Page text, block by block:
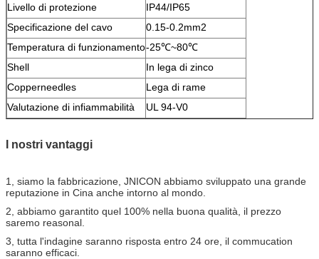
Livello di protezione
IP44/IP65
Specificazione del cavo
0.15-0.2mm2
Temperatura di funzionamento-25℃~80℃
Shell
In lega di zinco
Copperneedles
Lega di rame
Valutazione di infiammabilità
UL 94-V0
I nostri vantaggi
1, siamo la fabbricazione, JNICON abbiamo sviluppato una grande
reputazione in Cina anche intorno al mondo.
2, abbiamo garantito quel 100% nella buona qualità, il prezzo
saremo reasonal.
3, tutta l'indagine saranno risposta entro 24 ore, il commucation
saranno efficaci.